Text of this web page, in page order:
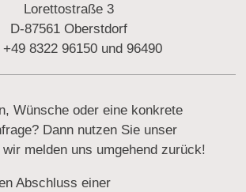
Lorettostraße 3
D-87561 Oberstdorf
+49 8322 96150 und 96490
Wünsche oder eine konkrete
Dann nutzen Sie unser
melden uns umgehend zurück!
Abschluss einer